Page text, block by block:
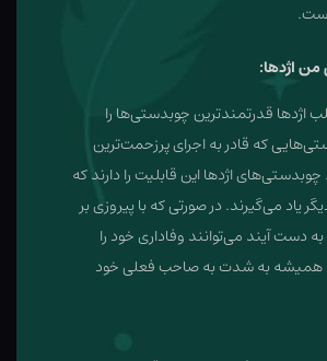
اژدها:
اژدها قدرتمندترین چوبدستی‌ها را
که قادر به اجرای پرزحمت‌ترین
اژدها این قابلیت را دارند که
یاد می‌گیرند. در صورتی که با پیروزی بر
دست آیند می‌توانند وفاداری خود را
همیشه به شدت به صاحب فعلی خود